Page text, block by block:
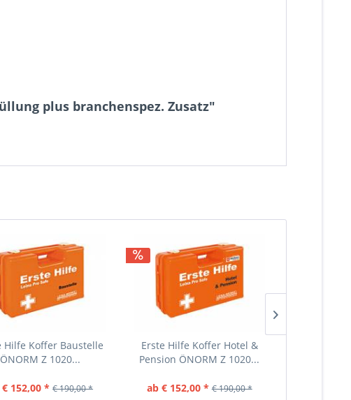
plus branchenspez. Zusatz"
Hilfe Koffer Baustelle
ÖNORM Z 1020...
152,00 * € 190,00 *
Erste Hilfe Koffer Hotel &
Pension ÖNORM Z 1020...
ab € 152,00 * € 190,00 *